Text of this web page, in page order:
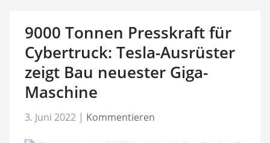
9000 Tonnen Presskraft für
Cybertruck: Tesla-Ausrüster
zeigt Bau neuester Giga-
Maschine
3. Juni 2022 | Kommentieren